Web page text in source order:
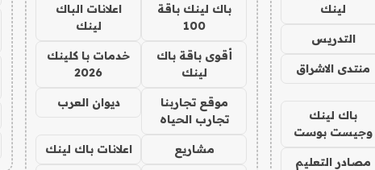
لينك
التدريس
منتدى الاشراق
باك لينك
وجيست بوست
مصادر التعليم
باك لينك باقة
100
اعلانات الباك
لينك
أقوى باقة باك
لينك
خدمات با كلينك
2026
موقع تجاربنا
تجارب الحياه
ديوان العرب
مشاريع اعلانات باك لينك